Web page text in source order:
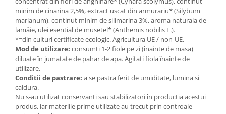
Mixuri
Condimente
Mirodenii
Maioneza bio
Pesto Bio
Semipreparate
Specialitati si produse asiatice
minim de cinarina 2,5%, extract uscat din armurariu* (Silybum
marianum), continut minim de silimarina 3%, aroma naturala de
lamâie, ulei esential de musetel* (Anthemis nobilis L.).
*=din culturi certificate ecologic. Agricultura UE / non-UE.
Mod de utilizare: consumti 1-2 fiole pe zi (înainte de masa)
diluate în jumatate de pahar de apa. Agitati fiola înainte de
utilizare.
Conditii de pastrare: a se pastra ferit de umiditate, lumina si
caldura.
Nu s-au utilizat conservanti sau stabilizatori în productia acestui
produs, iar materiile prime utilizate au trecut prin controale